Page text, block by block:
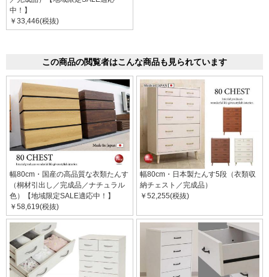
中！】
￥33,446(税抜)
この商品の閲覧者はこんな商品も見られています
幅80cm・国産の高品質な衣類たんす
（桐材引出し／完成品／ナチュラル
色）【地域限定SALE適応中！】
￥58,619(税抜)
幅80cm・日本製たんす5段（衣類収
納チェスト／完成品）
￥52,255(税抜)